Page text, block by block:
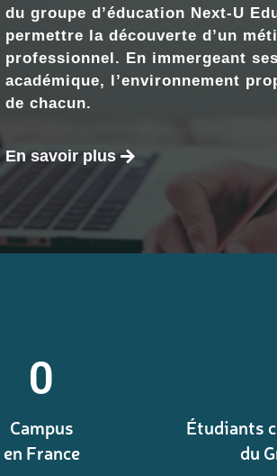
du groupe d’éducation Next-U
permettre la découverte d’un
professionnel. En immergeant
académique, l’environnement
de chacun.
En savoir plus
0
Campus
en France
Étudiants
du